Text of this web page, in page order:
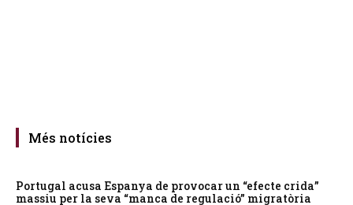
Més notícies
Portugal acusa Espanya de provocar un “efecte crida”
massiu per la seva “manca de regulació” migratòria